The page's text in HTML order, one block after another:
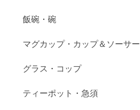
飯碗・碗
マグカップ・カップ＆ソーサー
グラス・コップ
ティーポット・急須